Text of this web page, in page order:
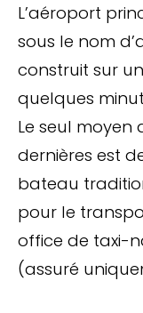
L’aéroport
sous le nom
construit sur
quelques
Le seul moyen
dernières est
bateau
pour le
office de taxi-
(assuré